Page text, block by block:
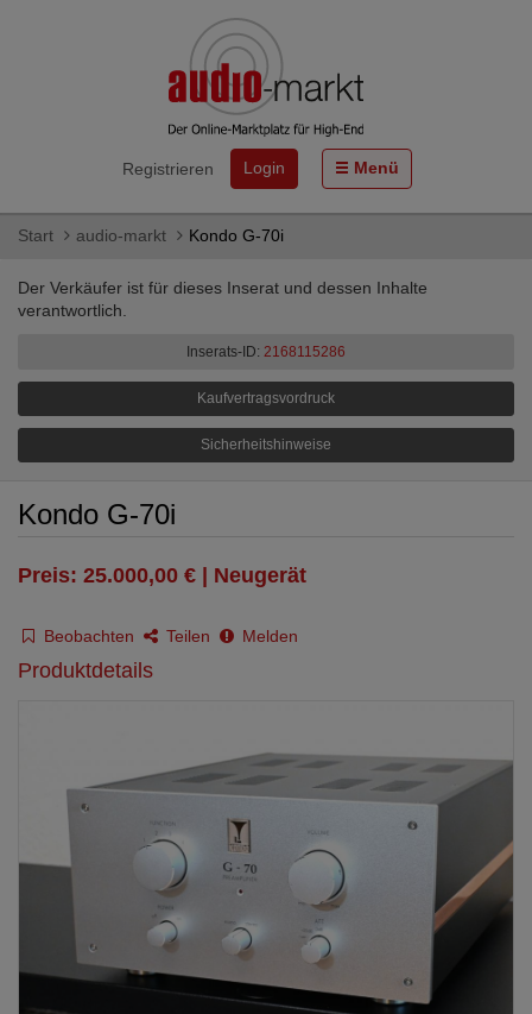
Registrieren Login Menü
Start audio-markt Kondo G-70i
Der Verkäufer ist für dieses Inserat und dessen Inhalte
verantwortlich.
Inserats-ID: 2168115286
Kaufvertragsvordruck
Sicherheitshinweise
Kondo G-70i
Preis: 25.000,00 € | Neugerät
Beobachten Teilen Melden
Produktdetails